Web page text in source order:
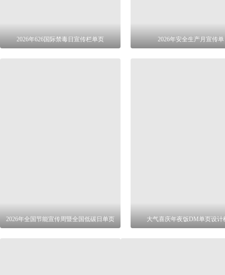
2026年626国际禁毒日宣传栏单页 2026年安全生产月宣传单
2026年全国节能宣传周暨全国低碳日单页 大气喜庆年夜饭DM单页设计